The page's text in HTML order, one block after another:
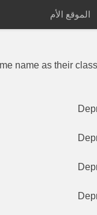
: Methods with
name as their
الموقع الأم